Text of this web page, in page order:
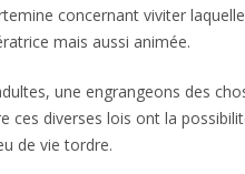
concernant viviter
mais aussi animée.
une engrangeons des
ces diverses lois ont la
de vie tordre.